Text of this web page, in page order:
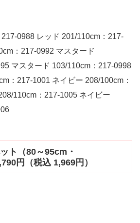
0988 レッド 201/110cm：217-
：217-0992 マスタード
マスタード 103/110cm：217-0998
：217-1001 ネイビー 208/100cm：
110cm：217-1005 ネイビー
ト（80～95cm・
円（税込 1,969円）